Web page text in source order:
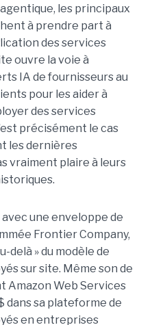
les principaux
à prendre part à
des services
ouvre la voie à
IA de fournisseurs au
pour les aider à
des services
précisément le cas
les dernières
vraiment plaire à leurs
une enveloppe de
Frontier Company,
delà » du modèle de
sur site. Même son de
Amazon Web Services
dans sa plateforme de
en entreprises